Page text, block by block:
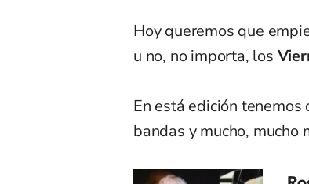
Hoy queremos que
u no, no importa, los
En está edición
bandas y mucho, mucho